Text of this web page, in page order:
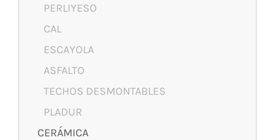
PERLIYESO
CAL
ESCAYOLA
ASFALTO
TECHOS DESMONTABLES
PLADUR
CERÁMICA